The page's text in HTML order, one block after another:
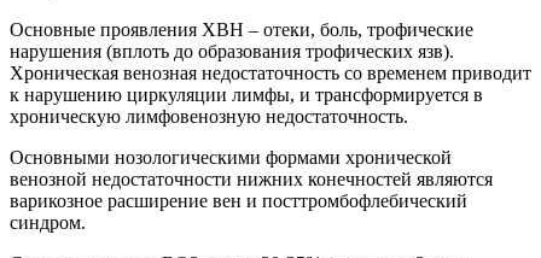
Основные проявления ХВН – отеки, боль, трофические
нарушения (вплоть до образования трофических язв).
Хроническая венозная недостаточность со временем приводит
к нарушению циркуляции лимфы, и трансформируется в
хроническую лимфовенозную недостаточность.
Основными нозологическими формами хронической
венозной недостаточности нижних конечностей являются
варикозное расширение вен и посттромбофлебический
синдром.